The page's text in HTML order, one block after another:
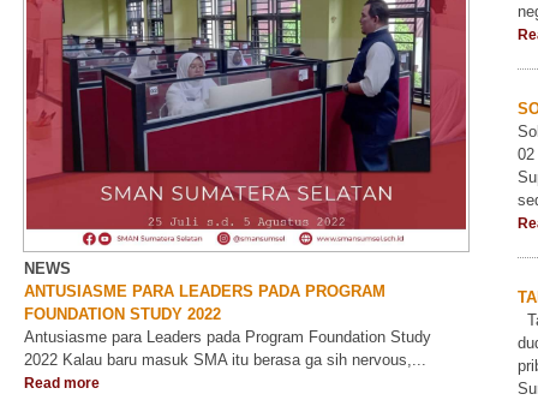
NEWS
ANTUSIASME PARA LEADERS PADA PROGRAM
FOUNDATION STUDY 2022
Antusiasme para Leaders pada Program Foundation Study
2022 Kalau baru masuk SMA itu berasa ga sih nervous,...
Read more